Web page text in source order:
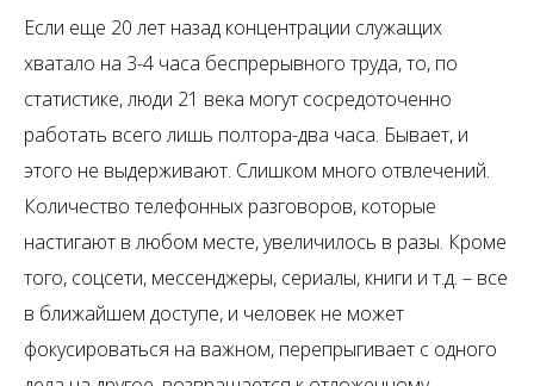
Если еще 20 лет назад концентрации служащих
хватало на 3-4 часа беспрерывного труда, то, по
статистике, люди 21 века могут сосредоточенно
работать всего лишь полтора-два часа. Бывает, и
этого не выдерживают. Слишком много отвлечений.
Количество телефонных разговоров, которые
настигают в любом месте, увеличилось в разы. Кроме
того, соцсети, мессенджеры, сериалы, книги и т.д. – все
в ближайшем доступе, и человек не может
фокусироваться на важном, перепрыгивает с одного